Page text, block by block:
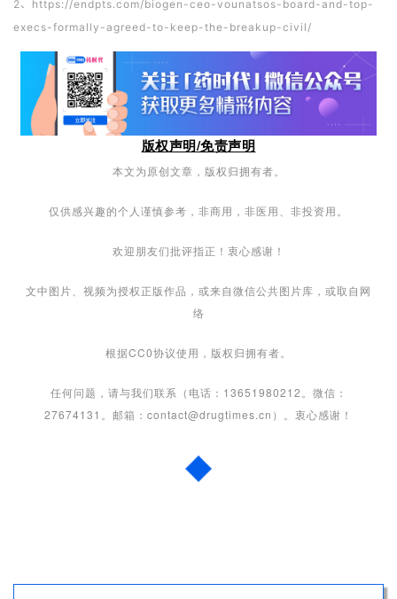
2、https://endpts.com/biogen-ceo-vounatsos-board-and-top-
execs-formally-agreed-to-keep-the-breakup-civil/
版权声明/免责声明
本文为原创文章，版权归拥有者。
仅供感兴趣的个人谨慎参考，非商用，非医用、非投资用。
欢迎朋友们批评指正！衷心感谢！
文中图片、视频为授权正版作品，或来自微信公共图片库，或取自网
络
根据CC0协议使用，版权归拥有者。
任何问题，请与我们联系（电话：13651980212。微信：
27674131。邮箱：contact@drugtimes.cn）。衷心感谢！